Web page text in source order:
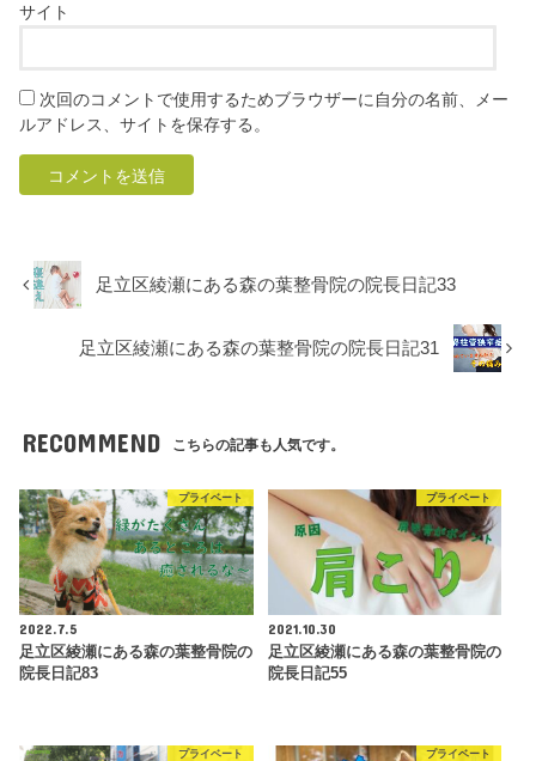
サイト
次回のコメントで使用するためブラウザーに自分の名前、メー
ルアドレス、サイトを保存する。
足立区綾瀬にある森の葉整骨院の院長日記33
足立区綾瀬にある森の葉整骨院の院長日記31
RECOMMEND こちらの記事も人気です。
プライベート
2022.7.5
足立区綾瀬にある森の葉整骨院の
院長日記83
プライベート
2021.10.30
足立区綾瀬にある森の葉整骨院の
院長日記55
プライベート プライベート